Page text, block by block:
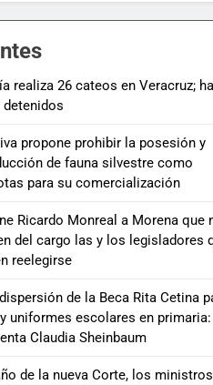
realiza 26 cateos en Veracruz;
propone prohibir la posesión y
de fauna silvestre como
para su comercialización
Ricardo Monreal a Morena que
del cargo las y los legisladores
reelegirse
de la Beca Rita Cetina
uniformes escolares en primaria:
Claudia Sheinbaum
de la nueva Corte, los ministros